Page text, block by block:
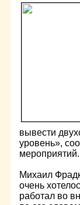
вывести
уровень»,
мероприятий.
Михаил
очень
работал во